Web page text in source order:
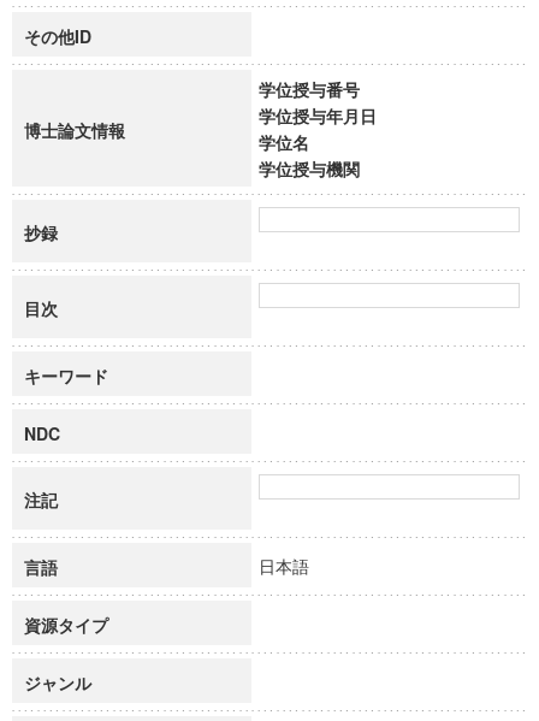
その他ID
博士論文情報
学位授与番号
学位授与年月日
学位名
学位授与機関
抄録
目次
キーワード
NDC
注記
言語 日本語
資源タイプ
ジャンル